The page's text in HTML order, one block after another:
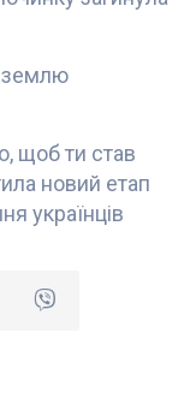
землю
щоб ти став
новий етап
українців